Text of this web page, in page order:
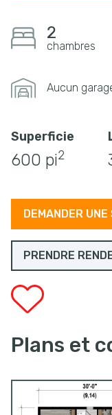
2
chambres
Aucun
Superficie
600 pi2
DEMANDER UNE
PRENDRE
Plans et